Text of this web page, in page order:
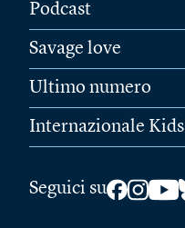
Podcast
Savage love
Ultimo numero
Internazionale Kids
Seguici su